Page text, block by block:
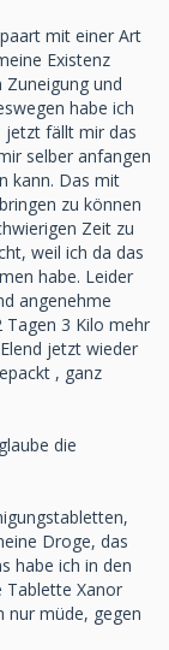
mit einer Art
Existenz
und
habe ich
jetzt fällt mir das
selber anfangen
kann. Das mit
zu können
Zeit zu
weil ich da das
habe. Leider
angenehme
Tagen 3 Kilo mehr
jetzt wieder
, ganz
die
Droge, das
habe ich in den
Tablette Xanor
nur müde, gegen